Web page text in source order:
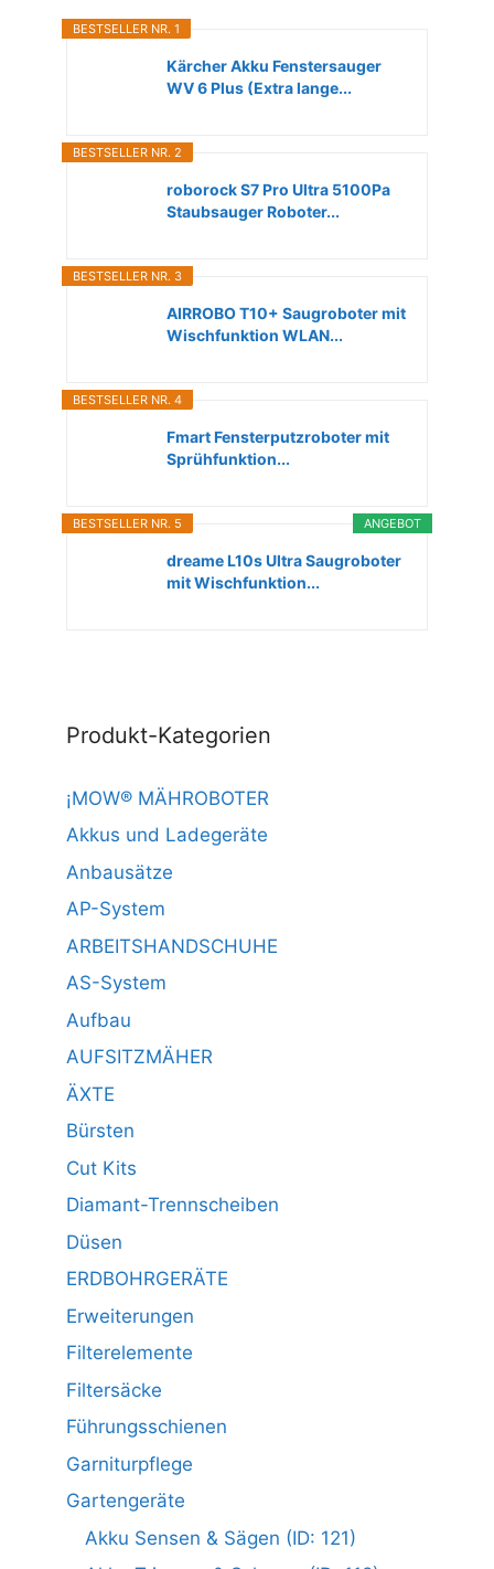
BESTSELLER NR. 1
Kärcher Akku Fenstersauger
WV 6 Plus (Extra lange...
BESTSELLER NR. 2
roborock S7 Pro Ultra 5100Pa
Staubsauger Roboter...
BESTSELLER NR. 3
AIRROBO T10+ Saugroboter mit
Wischfunktion WLAN...
BESTSELLER NR. 4
Fmart Fensterputzroboter mit
Sprühfunktion...
ANGEBOT
BESTSELLER NR. 5
dreame L10s Ultra Saugroboter
mit Wischfunktion...
Produkt-Kategorien
¡MOW® MÄHROBOTER
Akkus und Ladegeräte
Anbausätze
AP-System
ARBEITSHANDSCHUHE
AS-System
Aufbau
AUFSITZMÄHER
ÄXTE
Bürsten
Cut Kits
Diamant-Trennscheiben
Düsen
ERDBOHRGERÄTE
Erweiterungen
Filterelemente
Filtersäcke
Führungsschienen
Garniturpflege
Gartengeräte
Akku Sensen & Sägen (ID: 121)